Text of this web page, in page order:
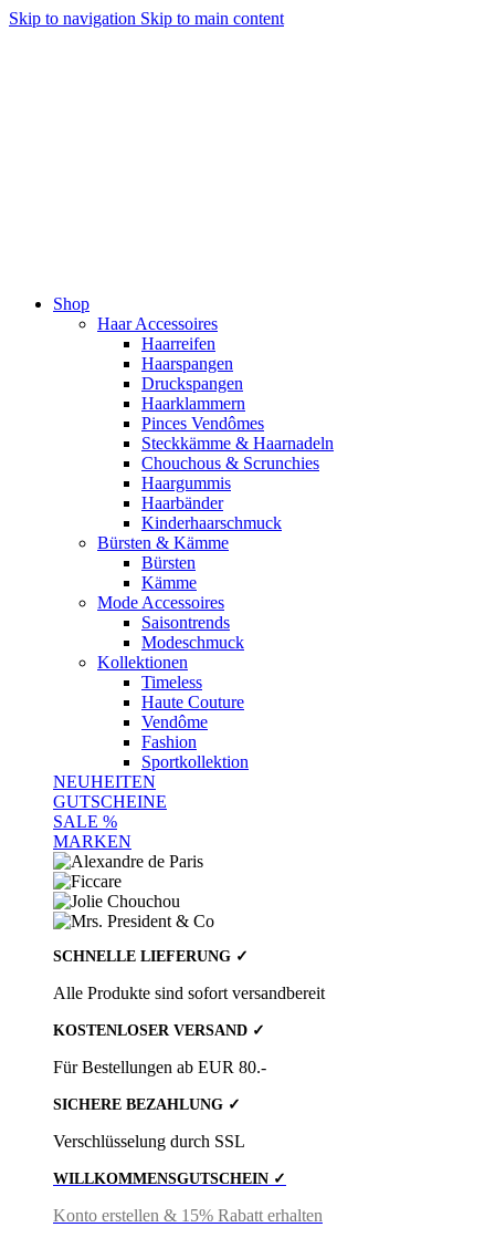
Skip to navigation Skip to main content
Shop
Haar Accessoires
Haarreifen
Haarspangen
Druckspangen
Haarklammern
Pinces Vendômes
Steckkämme & Haarnadeln
Chouchous & Scrunchies
Haargummis
Haarbänder
Kinderhaarschmuck
Bürsten & Kämme
Bürsten
Kämme
Mode Accessoires
Saisontrends
Modeschmuck
Kollektionen
Timeless
Haute Couture
Vendôme
Fashion
Sportkollektion
NEUHEITEN
GUTSCHEINE
SALE %
MARKEN
SCHNELLE LIEFERUNG ✓
Alle Produkte sind sofort versandbereit
KOSTENLOSER VERSAND ✓
Für Bestellungen ab EUR 80.-
SICHERE BEZAHLUNG ✓
Verschlüsselung durch SSL
WILLKOMMENSGUTSCHEIN ✓
Konto erstellen & 15% Rabatt erhalten